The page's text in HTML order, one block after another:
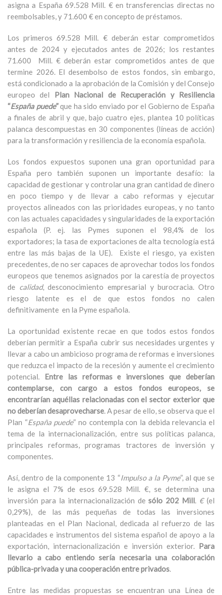
asigna a España 69.528 Mill. € en transferencias directas no
reembolsables, y 71.600 € en concepto de préstamos.
Los primeros 69.528 Mill. € deberán estar comprometidos
antes de 2024 y ejecutados antes de 2026; los restantes
71.600 Mill. € deberán estar comprometidos antes de que
termine 2026. El desembolso de estos fondos, sin embargo,
está condicionado a la aprobación de la Comisión y del Consejo
europeo del Plan Nacional de Recuperación y Resiliencia
“España puede”que ha sido enviado por el Gobierno de España
a finales de abril y que, bajo cuatro ejes, plantea 10 políticas
palanca descompuestas en 30 componentes (líneas de acción)
para la transformación y resiliencia de la economía española.
Los fondos expuestos suponen una gran oportunidad para
España pero también suponen un importante desafío: la
capacidad de gestionar y controlar una gran cantidad de dinero
en poco tiempo y de llevar a cabo reformas y ejecutar
proyectos alineados con las prioridades europeas, y no tanto
con las actuales capacidades y singularidades de la exportación
española (P. ej. las Pymes suponen el 98,4% de los
exportadores; la tasa de exportaciones de alta tecnología está
entre las más bajas de la UE). Existe el riesgo, ya existen
precedentes, de no ser capaces de aprovechar todos los fondos
europeos que tenemos asignados por la carestía de proyectos
de calidad, desconocimiento empresarial y burocracia. Otro
riesgo latente es el de que estos fondos no calen
definitivamente en la Pyme española.
La oportunidad existente recae en que todos estos fondos
deberían permitir a España cubrir sus necesidades urgentes y
llevar a cabo un ambicioso programa de reformas e inversiones
que reduzca el impacto de la recesión y aumente el crecimiento
potencial. Entre las reformas e inversiones que deberían
contemplarse, con cargo a estos fondos europeos, se
encontrarían aquéllas relacionadas con el sector exterior que
no deberían desaprovecharse. A pesar de ello, se observa que el
Plan “España puede” no contempla con la debida relevancia el
tema de la internacionalización, entre sus políticas palanca,
principales reformas, programas tractores de inversión y
componentes.
Así, dentro de la componente 13 “Impulso a la Pyme”, al que se
le asigna el 7% de esos 69.528 Mill. €, se determina una
inversión para la internacionalización desólo 202 Mill. €(el
0,29%), de las más pequeñas de todas las inversiones
planteadas en el Plan Nacional, dedicada al refuerzo de las
capacidades e instrumentos del sistema español de apoyo a la
exportación, internacionalización e inversión exterior. Para
llevarlo a cabo entiendo sería necesaria una colaboración
pública-privada y una cooperación entre privados.
Entre las medidas propuestas se encuentran una Línea de